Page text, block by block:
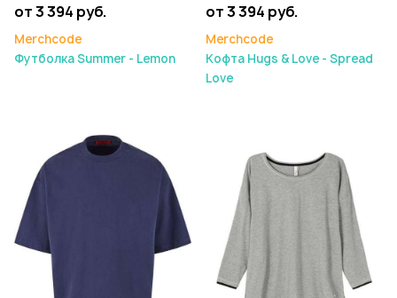
от 3 394 руб.
Merchcode
Футболка Summer - Lemon
от 3 394 руб.
Merchcode
Кофта Hugs & Love - Spread
Love